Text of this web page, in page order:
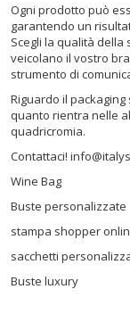
Ogni prodotto può
garantendo un
Scegli la qualità
veicolano il vostro
strumento di
Riguardo il
quanto rientra nelle
quadricromia.
Contattaci!
Wine Bag
Buste personalizzate
stampa shopper
sacchetti
Buste luxury